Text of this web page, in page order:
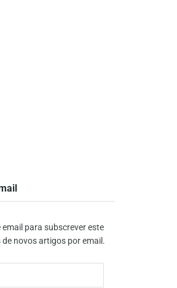
email para subscrever este
novos artigos por email.